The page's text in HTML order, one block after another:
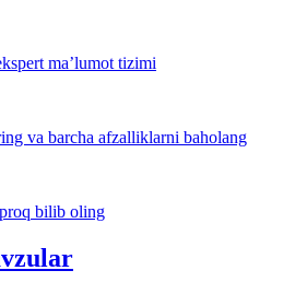
ma’lumot tizimi
va barcha afzalliklarni baholang
bilib oling